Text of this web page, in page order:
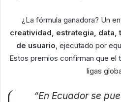
¿La fórmula ganadora? Un
creatividad, estrategia, data,
de usuario , ejecutado por
Estos premios confirman que el
ligas
“En Ecuador se